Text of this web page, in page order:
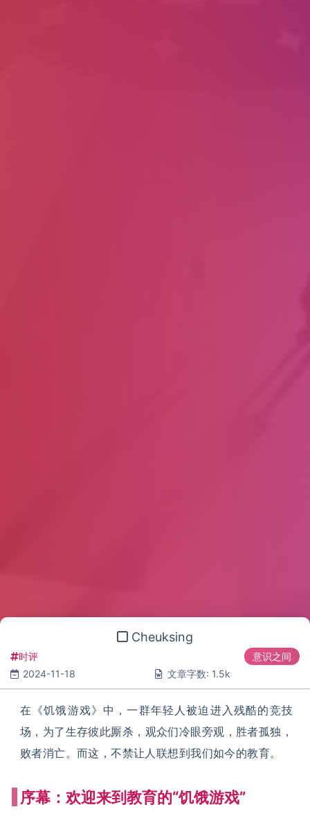
Cheuksing
时评
意识之间
2024-11-18
文章字数: 1.5k
在《饥饿游戏》中，一群年轻人被迫进入残酷的竞技
场，为了生存彼此厮杀，观众们冷眼旁观，胜者孤独，
败者消亡。而这，不禁让人联想到我们如今的教育。
序幕：欢迎来到教育的“饥饿游戏”